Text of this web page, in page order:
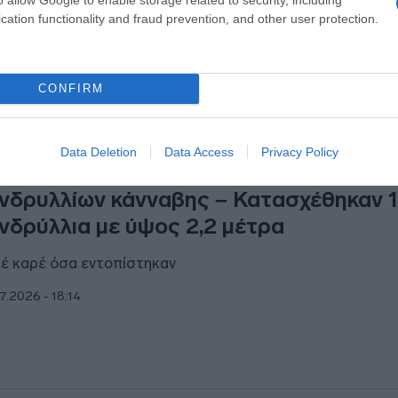
functionality and fraud prevention, and other user protection.
CONFIRM
Data Deletion Data Access Privacy Policy
- 18:23
κάνναβης – Κατασχέθηκαν
με ύψος 2,2 μέτρα
καρέ όσα εντοπίστηκαν
- 18:14